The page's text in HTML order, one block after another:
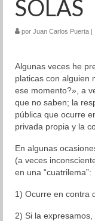
Clientes
Testimonios
Blog
Cambio
SOLAS
por Juan Carlos Puerta |
Algunas veces he
platicas con alguien
ese momento?», a
que no saben; la
pública que ocurre
privada propia y la
En algunas
(a veces
en una “cuatrilema”:
1) Ocurre en contra
2) Si la